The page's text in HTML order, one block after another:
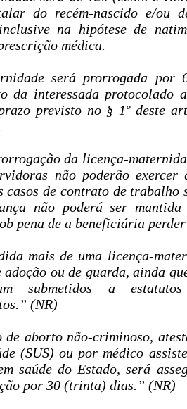
do recém-nascido e/ou
na hipótese de
médica.
será prorrogada por
da interessada
previsto no § 1º deste
da licença-
não poderão exercer
casos de contrato de trabalho
não poderá ser
pena de a beneficiária
mais de uma licença-
adoção ou de guarda, ainda
submetidos a
(NR)
de aborto não-criminoso,
(SUS) ou por médico
saúde do Estado, será
por 30 (trinta) dias.” (NR)